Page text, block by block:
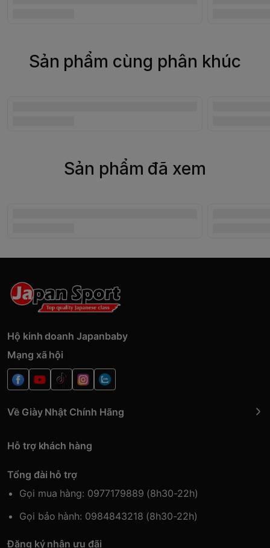
Sản phẩm cùng phân khúc
Sản phẩm đã xem
Hộ kinh doanh Japanbaby
Mạng xã hội
Về Giày Nhật Chính Hãng
Hỗ trợ khách hàng
Tổng đài hỗ trợ
Gọi mua hàng: 0977179889 (8h30-22h)
Gọi bảo hành: 0984843218 (8h30-22h)
Đăng ký nhận ưu đãi